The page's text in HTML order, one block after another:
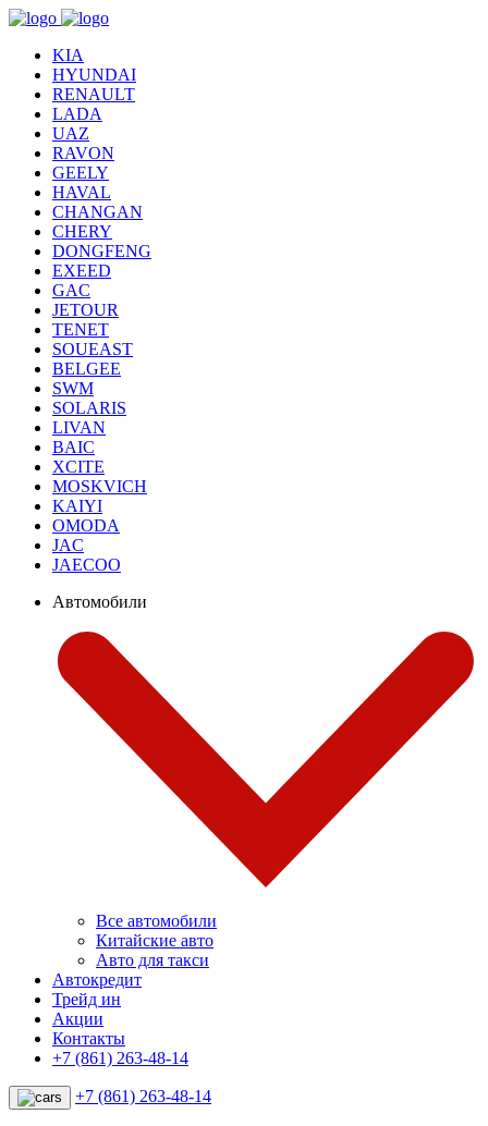
KIA
HYUNDAI
RENAULT
LADA
UAZ
RAVON
GEELY
HAVAL
CHANGAN
CHERY
DONGFENG
EXEED
GAC
JETOUR
TENET
SOUEAST
BELGEE
SWM
SOLARIS
LIVAN
BAIC
XCITE
MOSKVICH
KAIYI
OMODA
JAC
JAECOO
Автомобили
Все автомобили
Китайские авто
Авто для такси
Автокредит
Трейд ин
Акции
Контакты
+7 (861) 263-48-14
+7 (861) 263-48-14